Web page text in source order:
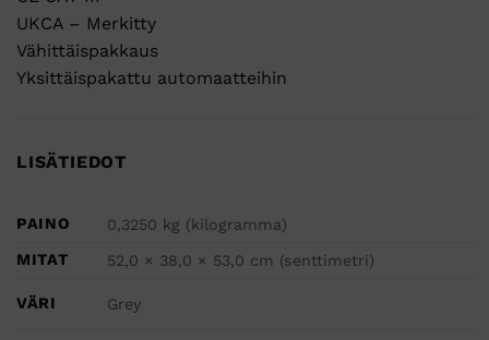
UKCA – Merkitty
Vähittäispakkaus
Yksittäispakattu automaatteihin
LISÄTIEDOT
PAINO
0,3250 kg (kilogramma)
MITAT
52,0 × 38,0 × 53,0 cm (senttimetri)
VÄRI Grey